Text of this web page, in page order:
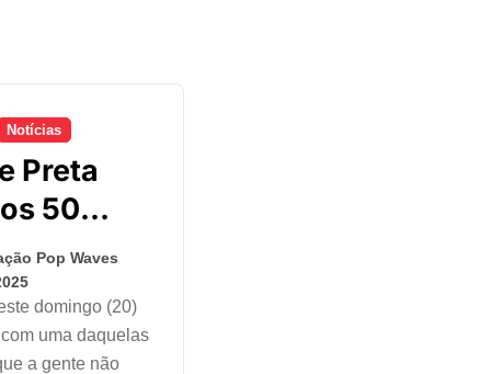
Notícias
Preta
50
durante
contra
Pop Waves
uma daquelas
a gente não